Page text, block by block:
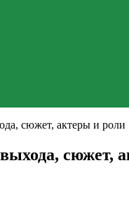
сюжет, актеры и роли
сюжет,